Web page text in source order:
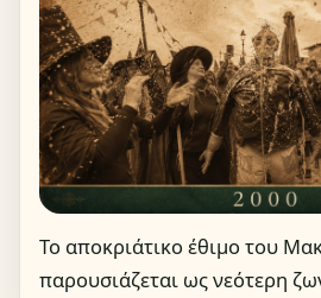
Το αποκριάτικο έθιμο του
παρουσιάζεται ως νεότερη